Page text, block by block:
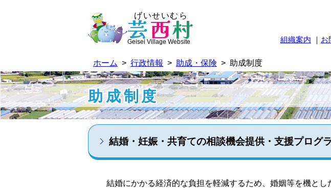
げいせいむら
芸西村
Geisei Village Website 組織案内 お
ホーム > 行政情報 > 助成・保険 > 助成制度
助成制度
結婚・妊娠・共育ての相談機会提供・支援プログ
結婚にかかる経済的な負担を軽減するため、婚姻等を機とし